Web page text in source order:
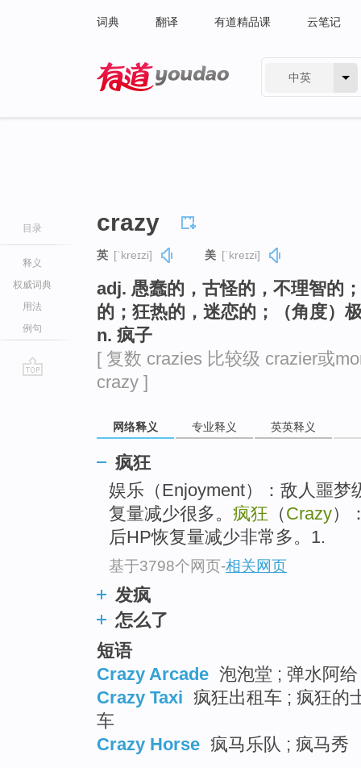
词典 翻译 有道精品课 云笔记
中英
目录
释义
权威词典
用法
例句
crazy
英 [ˈkreɪzi] 美 [ˈkreɪzi]
adj. 愚蠢的，古怪的，不理智的
的；狂热的，迷恋的；（角度）
n. 疯子
[ 复数 crazies 比较级 crazier或
crazy ]
网络释义 专业释义 英英释义
疯狂
娱乐（Enjoyment）：敌人噩
复量减少很多。 疯狂 （Crazy）
后HP恢复量减少非常多。1.
基于3798个网页-相关网页
发疯
怎么了
短语
Crazy Arcade 泡泡堂 ; 弹水阿给
Crazy Taxi 疯狂出租车 ; 疯狂的
车
Crazy Horse 疯马乐队 ; 疯马秀